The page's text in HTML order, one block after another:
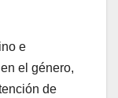
e
el género,
de